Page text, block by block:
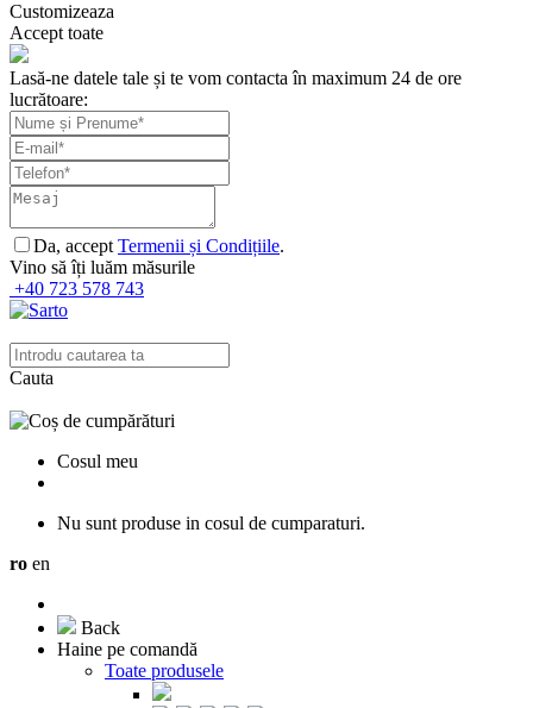
Customizeaza
Accept toate
Lasă-ne datele tale și te vom contacta în maximum 24 de ore
lucrătoare:
Da, accept Termenii și Condițiile.
Vino să îți luăm măsurile
+40 723 578 743
Cauta
Cosul meu
Nu sunt produse in cosul de cumparaturi.
ro en
Back
Haine pe comandă
Toate produsele